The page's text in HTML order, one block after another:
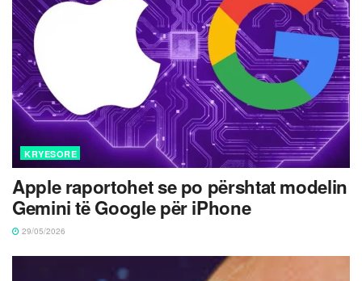
KRYESORE
Apple raportohet se po përshtat modelin
Gemini të Google për iPhone
29/05/2026